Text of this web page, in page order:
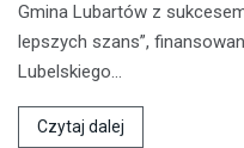
Gmina Lubartów z
lepszych szans”,
Lubelskiego…
Czytaj dalej